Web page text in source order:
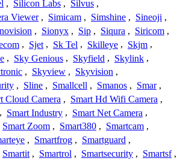
, Silicon Labs , Silvus ,
Viewer , Simicam , Simshine , Sineoji ,
, Sionyx , Sip , Siqura , Siricom ,
, Sjet , Sk Tel , Skilleye , Skjm ,
, Sky Genious , Skyfield , Skylink ,
, Skyview , Skyvision ,
, Sline , Smallcell , Smanos , Smar ,
Cloud Camera , Smart Hd Wifi Camera ,
, Smart Industry , Smart Net Camera ,
Smart Zoom , Smart380 , Smartcam ,
, Smartfrog , Smartguard ,
Smartit , Smartrol , Smartsecurity , Smartsf ,